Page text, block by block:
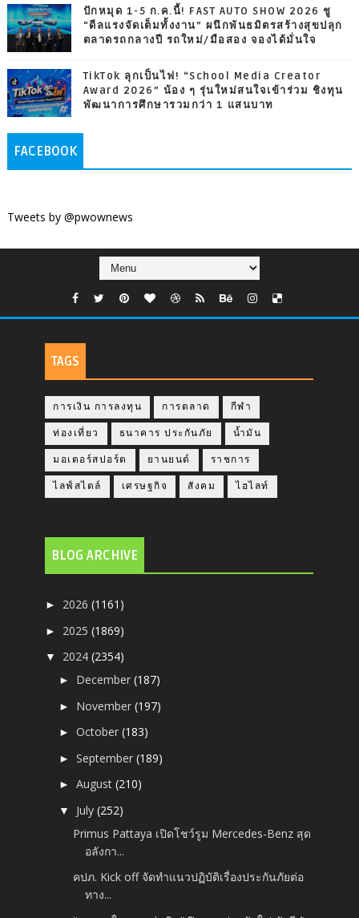
ปักหมุด 1-5 ก.ค.นี้! FAST AUTO SHOW 2026 ชู
“ดีลแรงจัดเต็มทั้งงาน” ผนึกพันธมิตรสร้างสุขปลุก
ตลาดรถกลางปี รถใหม่/มือสอง จองได้มั่นใจ
TikTok ลุกเป็นไฟ! “School Media Creator
Award 2026” น้อง ๆ รุ่นใหม่สนใจเข้าร่วม ชิงทุน
พัฒนาการศึกษารวมกว่า 1 แสนบาท
FACEBOOK
Tweets by @pwownews
TAGS
การเงิน การลงทุน การตลาด กีฬา
ท่องเที่ยว ธนาคาร ประกันภัย น้ำมัน
มอเตอร์สปอร์ต ยานยนต์ ราชการ
ไลฟ์สไตล์ เศรษฐกิจ สังคม ไฮไลท์
BLOG ARCHIVE
► 2026(1161)
► 2025(1869)
▼ 2024(2354)
► December(187)
► November(197)
►October(183)
►September(189)
►August(210)
▼ July(252)
Primus Pattaya เปิดโชว์รูม Mercedes-Benz สุด
อลังกา...
คปภ. Kick off จัดทำแนวปฏิบัติเรื่องประกันภัยต่อ
ทาง...